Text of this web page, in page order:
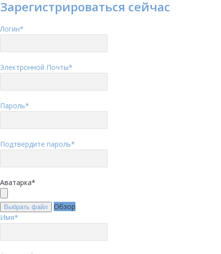
Зарегистрироваться сейчас
Логин*
Электронной Почты*
Пароль*
Подтвердите пароль*
Аватарка*
Выбрать файл
Обзор
Имя*